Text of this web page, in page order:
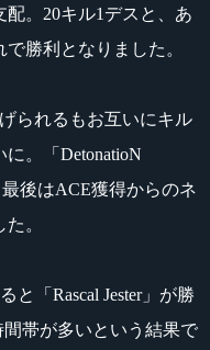
配。20キル1デスと、あ
勝利となりました。
られるもお互いにキル
。「DetonatioN
後はACE獲得からのネ
。
「Rascal Jester」が勝
帯が多いという結果で